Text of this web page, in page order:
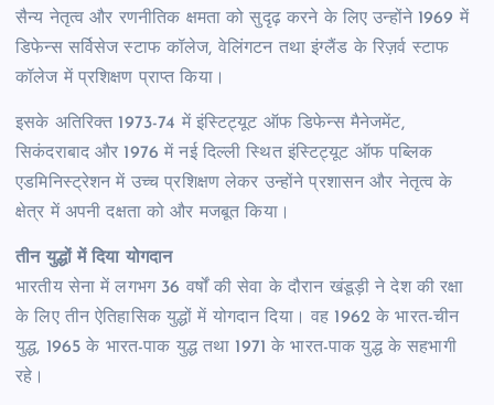
सैन्य नेतृत्व और रणनीतिक क्षमता को सुदृढ़ करने के लिए उन्होंने 1969 में
डिफेन्स सर्विसेज स्टाफ कॉलेज, वेलिंगटन तथा इंग्लैंड के रिज़र्व स्टाफ
कॉलेज में प्रशिक्षण प्राप्त किया।
इसके अतिरिक्त 1973-74 में इंस्टिट्यूट ऑफ डिफेन्स मैनेजमेंट,
सिकंदराबाद और 1976 में नई दिल्ली स्थित इंस्टिट्यूट ऑफ पब्लिक
एडमिनिस्ट्रेशन में उच्च प्रशिक्षण लेकर उन्होंने प्रशासन और नेतृत्व के
क्षेत्र में अपनी दक्षता को और मजबूत किया।
तीन युद्धों में दिया योगदान
भारतीय सेना में लगभग 36 वर्षों की सेवा के दौरान खंडूड़ी ने देश की रक्षा
के लिए तीन ऐतिहासिक युद्धों में योगदान दिया। वह 1962 के भारत-चीन
युद्ध, 1965 के भारत-पाक युद्ध तथा 1971 के भारत-पाक युद्ध के सहभागी
रहे।